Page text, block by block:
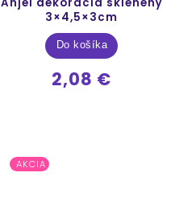
3×4,5×3cm
2,08 €
Do košíka
AKCIA